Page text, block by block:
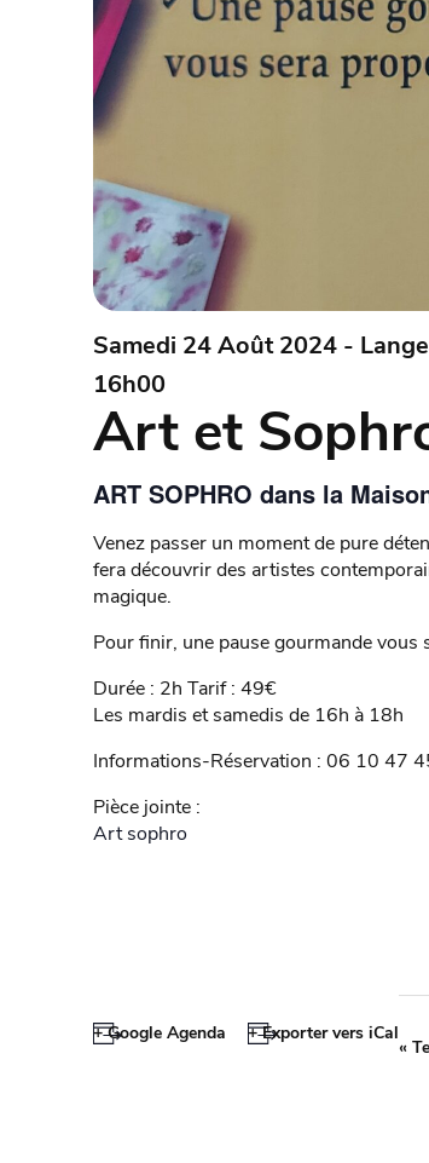
Samedi 24 Août 2024 -
16h00
Art et
ART SOPHRO dans la
Venez passer un moment de pure
fera découvrir des artistes
magique.
Pour finir, une pause gourmande vous
Durée : 2h Tarif : 49€
Les mardis et samedis de 16h à 18h
Informations-Réservation : 06 10 47
Pièce jointe :
Art sophro
+ Google Agenda + Exporter vers iCal
«